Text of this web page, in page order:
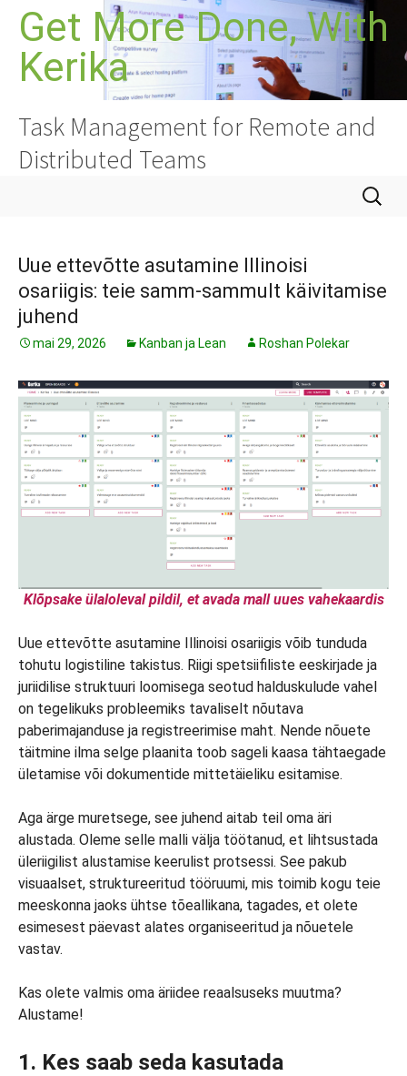
Liigu
sisu
juurde
Get More Done, With
Kerika
Task Management for Remote and
Distributed Teams
Otsi:
Uue ettevõtte asutamine Illinoisi
osariigis: teie samm-sammult käivitamise
juhend
mai 29, 2026 Kanban ja Lean Roshan Polekar
Klõpsake ülaloleval pildil, et avada mall uues vahekaardis
Uue ettevõtte asutamine Illinoisi osariigis võib tunduda
tohutu logistiline takistus. Riigi spetsiifiliste eeskirjade ja
juriidilise struktuuri loomisega seotud halduskulude vahel
on tegelikuks probleemiks tavaliselt nõutava
paberimajanduse ja registreerimise maht. Nende nõuete
täitmine ilma selge plaanita toob sageli kaasa tähtaegade
ületamise või dokumentide mittetäieliku esitamise.
Aga ärge muretsege, see juhend aitab teil oma äri
alustada. Oleme selle malli välja töötanud, et lihtsustada
üleriigilist alustamise keerulist protsessi. See pakub
visuaalset, struktureeritud tööruumi, mis toimib kogu teie
meeskonna jaoks ühtse tõeallikana, tagades, et olete
esimesest päevast alates organiseeritud ja nõuetele
vastav.
Kas olete valmis oma äriidee reaalsuseks muutma?
Alustame!
1. Kes saab seda kasutada